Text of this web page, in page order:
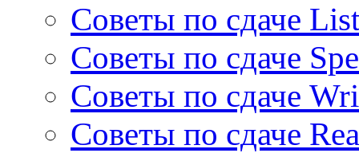
Советы по сдаче
Советы по сдаче
Советы по сдаче
Советы по сдаче